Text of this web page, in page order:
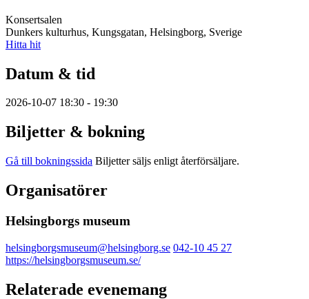
Konsertsalen
Dunkers kulturhus, Kungsgatan, Helsingborg, Sverige
Hitta hit
Datum & tid
2026-10-07 18:30 - 19:30
Biljetter & bokning
Gå till bokningssida Biljetter säljs enligt återförsäljare.
Organisatörer
Helsingborgs museum
helsingborgsmuseum@helsingborg.se 042-10 45 27
https://helsingborgsmuseum.se/
Relaterade evenemang